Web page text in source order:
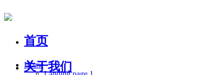
首页
关于我们
Home